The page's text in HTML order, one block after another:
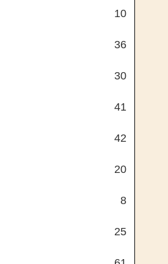
10
36
30
41
42
20
8
25